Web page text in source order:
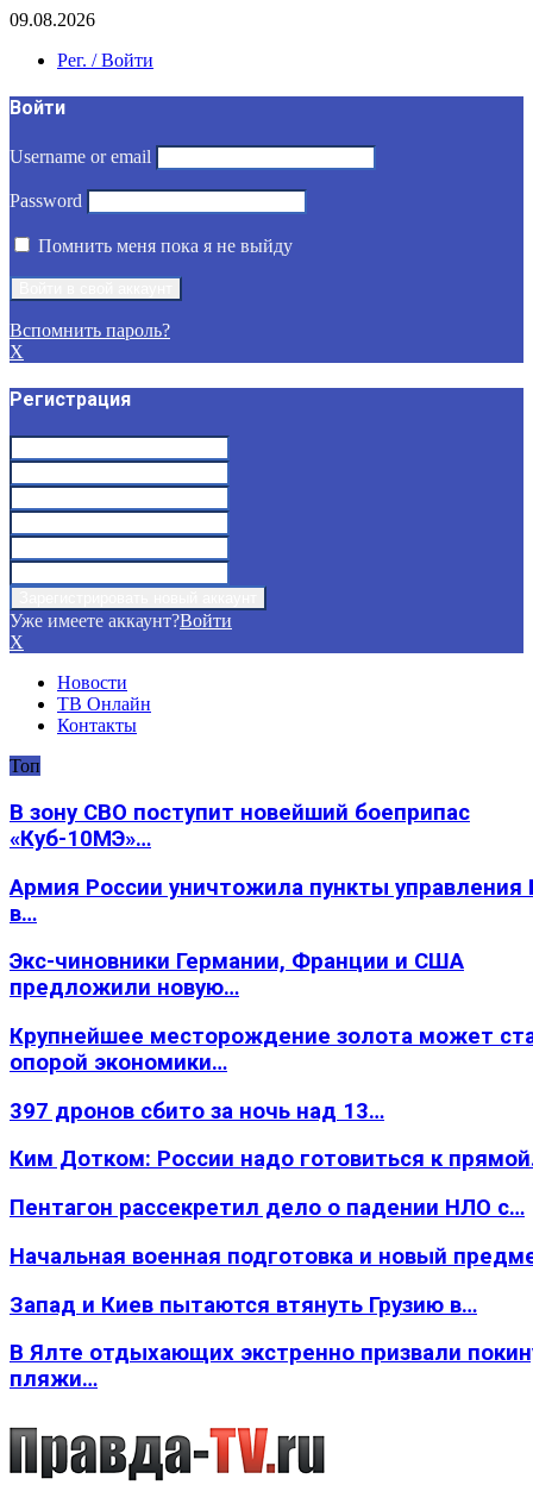
09.08.2026
Рег. / Войти
Войти
Username or email
Password
Помнить меня пока я не выйду
Вспомнить пароль?
X
Регистрация
Уже имеете аккаунт?Войти
X
Новости
ТВ Онлайн
Контакты
Топ
В зону СВО поступит новейший боеприпас
«Куб-10МЭ»…
Армия России уничтожила пункты
в…
Экс-чиновники Германии, Франции и США
предложили новую…
Крупнейшее месторождение золота может
опорой экономики…
397 дронов сбито за ночь над 13…
Ким Дотком: России надо готовиться к
Пентагон рассекретил дело о падении НЛО с…
Начальная военная подготовка и новый
Запад и Киев пытаются втянуть Грузию в…
В Ялте отдыхающих экстренно призвали
пляжи…